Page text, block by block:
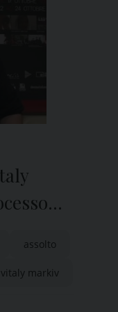
assolto
vitaly markiv